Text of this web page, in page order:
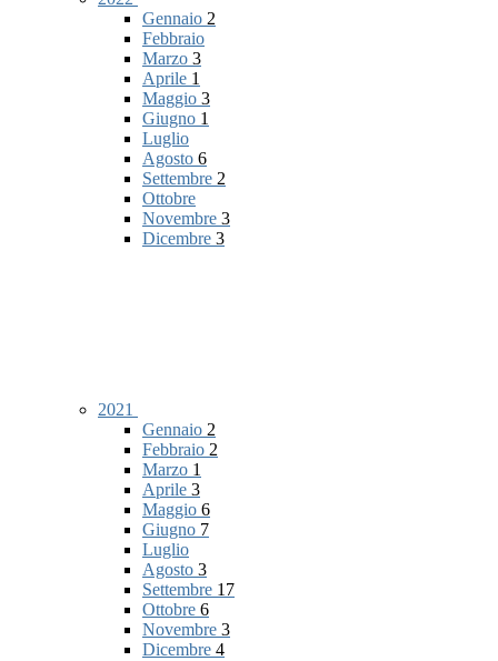
Gennaio 2
Febbraio
Marzo 3
Aprile 1
Maggio 3
Giugno 1
Luglio
Agosto 6
Settembre 2
Ottobre
Novembre 3
Dicembre 3
2021
Gennaio 2
Febbraio 2
Marzo 1
Aprile 3
Maggio 6
Giugno 7
Luglio
Agosto 3
Settembre 17
Ottobre 6
Novembre 3
Dicembre 4